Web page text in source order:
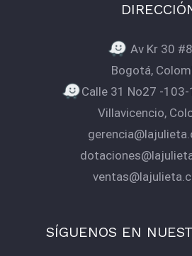
Av Kr 30
Bogotá,
Calle 31 No27 -
Villavicencio,
SÍGUENOS EN